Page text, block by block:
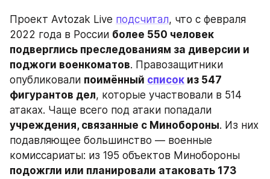
Проект Avtozak Live подсчитал, что с февраля
2022 года в России более 550 человек
подверглись преследованиям за диверсии и
поджоги военкоматов. Правозащитники
опубликовали поимённый список из 547
фигурантов дел, которые участвовали в 514
учреждения, связанные с Минобороны. Из них
подавляющее большинство — военные
подожгли или планировали атаковать 173